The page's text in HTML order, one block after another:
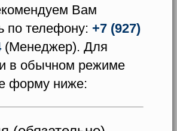
Вам
по телефону: +7 (927)
(Менеджер). Для
в обычном режиме
форму ниже: